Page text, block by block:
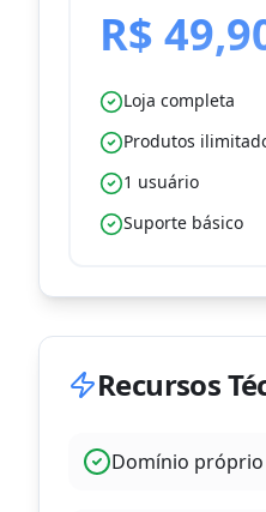
R$
Loja completa
Produtos
1 usuário
Suporte básico
Recursos
Domínio próprio